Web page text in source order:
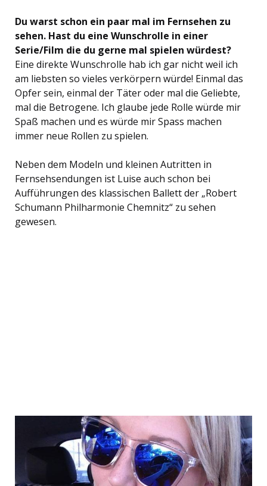
Du warst schon ein paar mal im Fernsehen zu
sehen. Hast du eine Wunschrolle in einer
Serie/Film die du gerne mal spielen würdest?
Eine direkte Wunschrolle hab ich gar nicht weil ich
am liebsten so vieles verkörpern würde! Einmal das
Opfer sein, einmal der Täter oder mal die Geliebte,
mal die Betrogene. Ich glaube jede Rolle würde mir
Spaß machen und es würde mir Spass machen
immer neue Rollen zu spielen.
Neben dem Modeln und kleinen Autritten in
Fernsehsendungen ist Luise auch schon bei
Aufführungen des klassischen Ballett der „Robert
Schumann Philharmonie Chemnitz“ zu sehen
gewesen.